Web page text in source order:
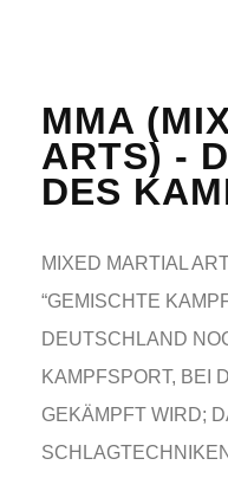
MMA
ARTS) -
DES
MIXED MARTIAL
“GEMISCHTE
DEUTSCHLAND
KAMPFSPORT, BEI
GEKÄMPFT WIRD;